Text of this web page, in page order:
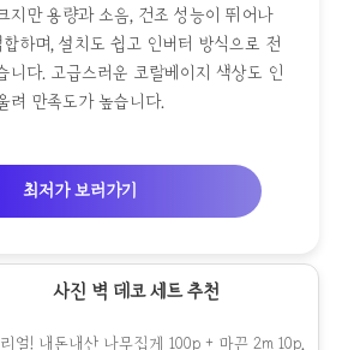
지만 용량과 소음, 건조 성능이 뛰어나
하며, 설치도 쉽고 인버터 방식으로 전
니다. 고급스러운 코랄베이지 색상도 인
려 만족도가 높습니다.
최저가 보러가기
사진 벽 데코 세트 추천
얼! 내돈내산 나무집게 100p + 마끈 2m 10p,